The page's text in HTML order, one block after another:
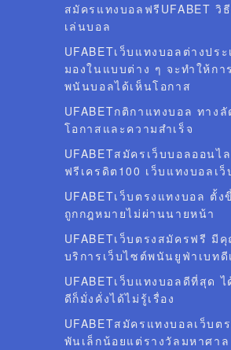
สมัครแทงบอลฟรีUFABET วิ
เล่นบอล
UFABETเว็บแทงบอลต่างปร
มองในแบบต่าง ๆ จะทำให้กา
พนันบอลได้เห็นโอกาส
UFABETกติกาแทงบอล ทางลั
โอกาสและความสำเร็จ
UFABETสมัครเว็บบอลออนไ
ฟรีเครดิต100 เว็บแทงบอลเว็
UFABETเว็บตรงแทงบอล ตั้ง
ถูกกฎหมายไม่ผ่านนายหน้า
UFABETเว็บตรงสมัครฟรี มี
บริการเว็บไซต์พนันยูฟ่าเบทดี
UFABETเว็บแทงบอลดีที่สุด ไ
ดีก็มั่งคั่งได้ไม่รู้เรื่อง
UFABETสมัครแทงบอลเว็บต
พันเล็กน้อยแต่รางวัลมหาศาล